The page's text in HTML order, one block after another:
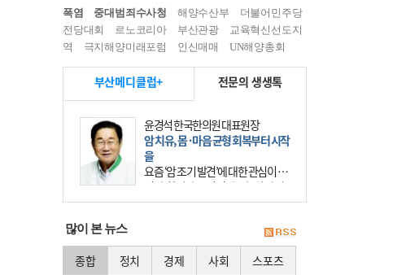
폭염 중대범죄수사청 해양수산부
더불어민주당
전당대회
르노코리아 부산관광
교육혁신선도지
역
극지해양미래포럼 인신매매 UN해양총회
부산메디클럽+ 전문의 생생톡
윤경석 한국한의원 대표원장
암 치유, 몸·마음 균형 회복부터 시작
을
요즘 ‘암 조기 발견’에 대한 관심이 커
진다. 하지만 그 이면에는 놓치기 쉬
운 함정이 하나 있다. 바로 성급한 치
많이 본 뉴스
종합 정치 경제 사회 스포츠